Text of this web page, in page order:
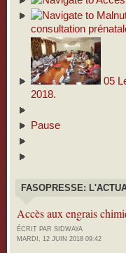
consultation
05
2018.
Pause
FASOPRESSE:
Accès aux engrais
ÉCRIT PAR SIDWAYA
MARDI, 12 JUIN 2018 09:42